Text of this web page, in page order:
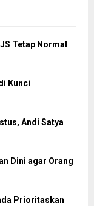
Tetap Normal
Kunci
Andi Satya
Dini agar Orang
Prioritaskan